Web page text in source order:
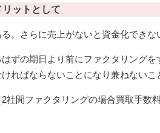
ットとして
。さらに売上がないと資金化できな
はずの期日より前にファクタリング
ればならないことになり兼ねないこ
社間ファクタリングの場合買取手数